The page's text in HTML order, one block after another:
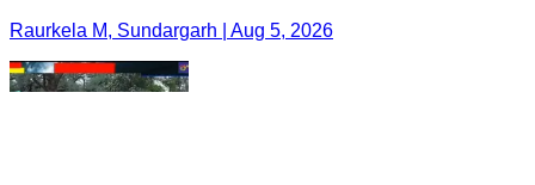
Raurkela M, Sundargarh | Aug 5, 2026